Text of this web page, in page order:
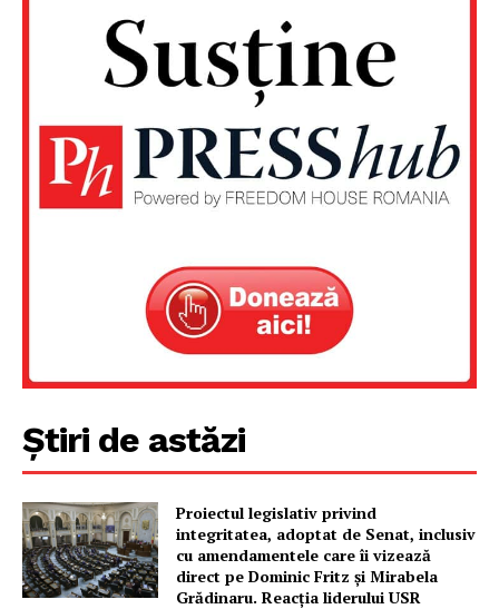
FREEDOM HOUSE ROMÂNIA
PRESShub
Despre noi / Echipa
Proiecte editoriale
Rețea
Contact
Știri de astăzi
Proiectul legislativ privind
integritatea, adoptat de Senat, inclusiv
cu amendamentele care îi vizează
direct pe Dominic Fritz și Mirabela
Grădinaru. Reacția liderului USR